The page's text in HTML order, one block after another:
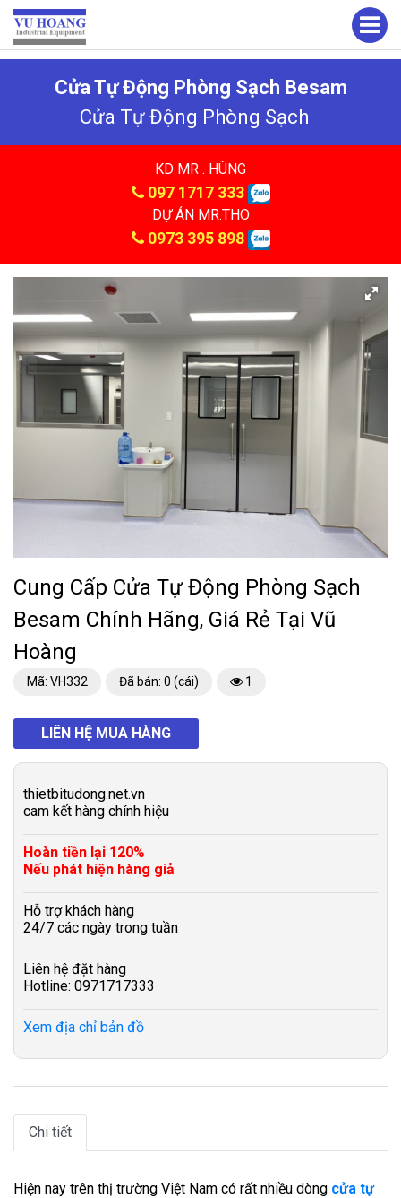
Cửa Tự Động Phòng Sạch Besam
Cửa Tự Động Phòng Sạch
KD MR . HÙNG
097 1717 333
DỰ ÁN MR.THO
0973 395 898
Cung Cấp Cửa Tự Động Phòng Sạch
Besam Chính Hãng, Giá Rẻ Tại Vũ
Hoàng
Mã: VH332 Đã bán: 0 (cái) 1
LIÊN HỆ MUA HÀNG
thietbitudong.net.vn
cam kết hàng chính hiệu
Hoàn tiền lại 120%
Nếu phát hiện hàng giả
Hỗ trợ khách hàng
24/7 các ngày trong tuần
Liên hệ đặt hàng
Hotline: 0971717333
Xem địa chỉ bản đồ
Chi tiết
Hiện nay trên thị trường Việt Nam có rất nhiều dòng cửa tự